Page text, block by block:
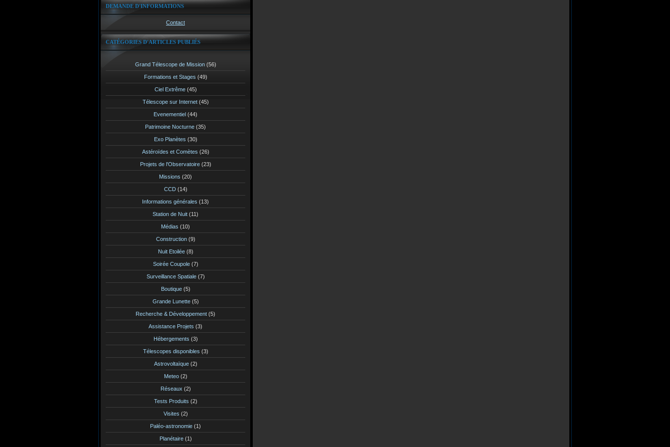
DEMANDE D'INFORMATIONS
Contact
CATÉGORIES D'ARTICLES PUBLIÉS
Grand Télescope de Mission(56)
Formations et Stages (49)
Ciel Extrême(45)
Télescope sur Internet(45)
Evenementiel (44)
Patrimoine Nocturne (35)
Exo Planètes (30)
Astéroïdes et Comètes (26)
Projets de l'Observatoire(23)
Missions (20)
CCD(14)
Informations générales (13)
Station de Nuit (11)
Médias (10)
Construction(9)
Nuit Etoilée(8)
Soirée Coupole(7)
Surveillance Spatiale(7)
Boutique(5)
Grande Lunette(5)
Recherche & Développement (5)
Assistance Projets (3)
Hébergements (3)
Télescopes disponibles (3)
Astrovoltaïque(2)
Meteo(2)
Réseaux (2)
Tests Produits (2)
Visites (2)
Paléo-astronomie (1)
Planétaire(1)